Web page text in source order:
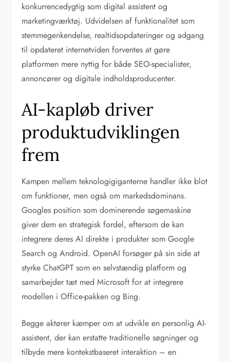
konkurrencedygtig som digital assistent og
marketingværktøj. Udvidelsen af funktionalitet som
stemmegenkendelse, realtidsopdateringer og adgang
til opdateret internetviden forventes at gøre
platformen mere nyttig for både SEO-specialister,
annoncører og digitale indholdsproducenter.
AI-kapløb driver
produktudviklingen
frem
Kampen mellem teknologigiganterne handler ikke blot
om funktioner, men også om markedsdominans.
Googles position som dominerende søgemaskine
giver dem en strategisk fordel, eftersom de kan
integrere deres AI direkte i produkter som Google
Search og Android. OpenAI forsøger på sin side at
styrke ChatGPT som en selvstændig platform og
samarbejder tæt med Microsoft for at integrere
modellen i Office-pakken og Bing.
Begge aktører kæmper om at udvikle en personlig AI-
assistent, der kan erstatte traditionelle søgninger og
tilbyde mere kontekstbaseret interaktion – en